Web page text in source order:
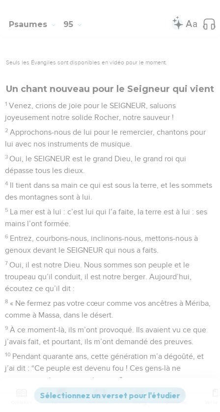
Psaumes 95
Seuls les Évangiles sont disponibles en vidéo pour le moment.
Un chant nouveau pour le Seigneur qui vient
1 Venez, crions de joie pour le SEIGNEUR, saluons
joyeusement notre solide Rocher, notre sauveur !
2 Approchons-nous de lui pour le remercier, chantons pour
lui avec nos instruments de musique.
3 Oui, le SEIGNEUR est le grand Dieu, le grand roi qui
dépasse tous les dieux.
4 Il tient dans sa main ce qui est sous la terre, et les sommets
des montagnes sont à lui.
5 La mer est à lui : c’est lui qui l’a faite, la terre est à lui : ses
mains l’ont formée.
6 Entrez, courbons-nous, inclinons-nous, mettons-nous à
genoux devant le SEIGNEUR qui nous a faits.
7 Oui, il est notre Dieu. Nous sommes son peuple et le
troupeau qu’il conduit, il est notre berger. Aujourd’hui,
écoutez ce qu’il dit :
8 « Ne fermez pas votre cœur comme vos ancêtres à Mériba,
comme à Massa, dans le désert.
9 À ce moment-là, ils m’ont provoqué. Ils avaient vu ce que
j’avais fait, et pourtant, ils m’ont demandé des preuves.
10 Pendant quarante ans, cette génération m’a dégoûté, et
j’ai dit : “Ce peuple est devenu fou ! Ces gens-là ne
comprennent pas ce que je veux.”
Alors dans ma colère, j’ai fait ce serment : “Ils n’entreront
Versions Commentaires Strong